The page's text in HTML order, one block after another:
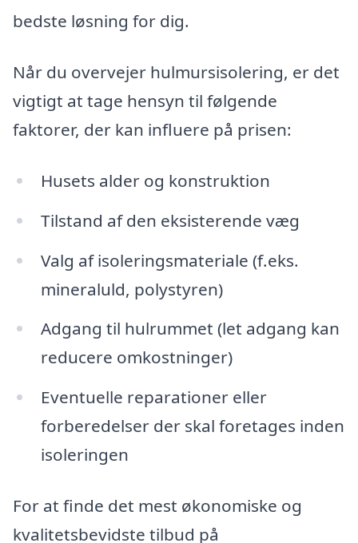
bedste løsning for dig.
Når du overvejer hulmursisolering, er det
vigtigt at tage hensyn til følgende
faktorer, der kan influere på prisen:
Husets alder og konstruktion
Tilstand af den eksisterende væg
Valg af isoleringsmateriale (f.eks.
mineraluld, polystyren)
Adgang til hulrummet (let adgang kan
reducere omkostninger)
Eventuelle reparationer eller
forberedelser der skal foretages inden
isoleringen
For at finde det mest økonomiske og
kvalitetsbevidste tilbud på